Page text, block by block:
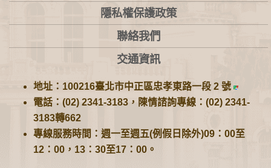
隱私權保護政策
聯絡我們
交通資訊
地址：100216臺北市中正區忠孝東路一段 2 號
電話：(02) 2341-3183，陳情諮詢專線：(02) 2341-
3183轉662
專線服務時間：週一至週五(例假日除外)09：00至
12：00，13：30至17：00。